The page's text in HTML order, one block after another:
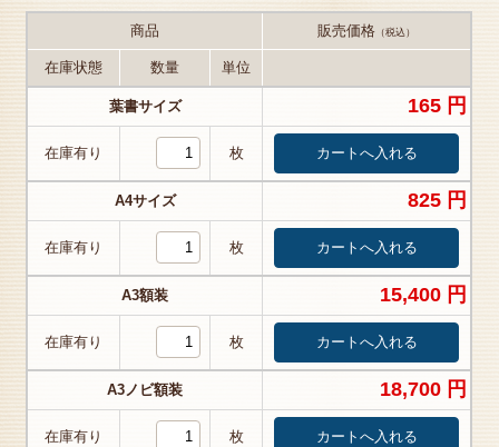
商品 販売価格 （税込）
在庫状態 数量 単位
葉書サイズ 165 円
在庫有り 枚
A4サイズ 825 円
在庫有り 枚
A3額装 15,400 円
在庫有り 枚
A3ノビ額装 18,700 円
在庫有り 枚